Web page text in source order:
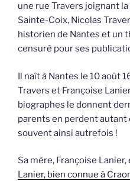
une rue Travers joignant
Sainte-Coix, Nicolas
historien de Nantes et un
censuré pour ses
Il naît à Nantes le 10 août
Travers et Françoise
biographes le donnent
parents en perdent autant
souvent ainsi autrefois !
Sa mère, Françoise
Lanier, bien connue à